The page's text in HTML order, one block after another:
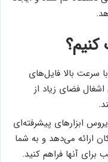
سرعت بالا فایل‌های
فضای زیاد از
ابزارهای پیشرفته‌ای
ارائه می‌دهد و به شما
آنها فراهم کنید.